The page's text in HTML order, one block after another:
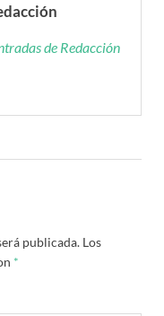
de Redacción
publicada. Los
*